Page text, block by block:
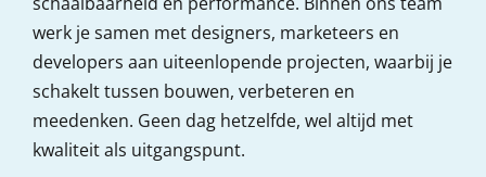
werk je samen met designers, marketeers en
developers aan uiteenlopende projecten, waarbij je
schakelt tussen bouwen, verbeteren en
meedenken. Geen dag hetzelfde, wel altijd met
kwaliteit als uitgangspunt.